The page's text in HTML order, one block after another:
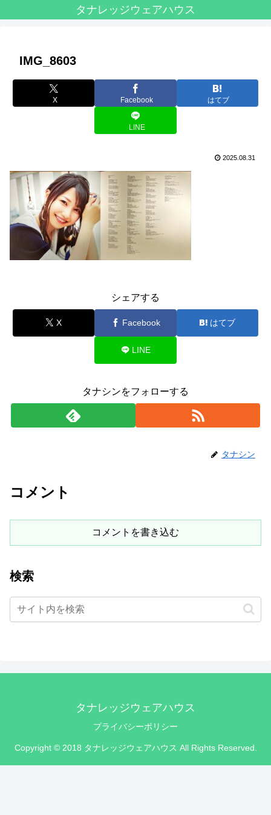
タナレッジウェアハウス
IMG_8603
X Facebook はてブ
LINE
2025.08.31
シェアする
X Facebook はてブ
LINE
タナシンをフォローする
タナシン
コメント
コメントを書き込む
検索
タナレッジウェアハウス
プライバシーポリシー
Copyright © 2018 タナレッジウェアハウス All Rights Reserved.